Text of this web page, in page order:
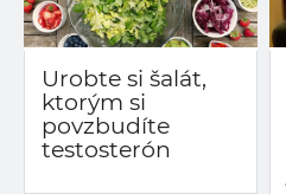
Urobte si šalát,
ktorým si
povzbudíte
testosterón